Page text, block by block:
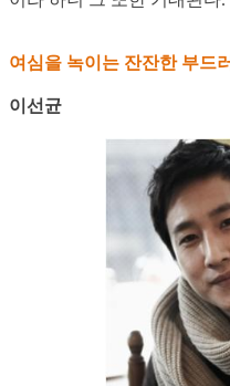
여심을 녹이는 잔잔한 부드
이선균